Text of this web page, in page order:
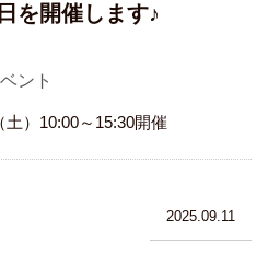
を開催します♪
ント
土）10:00～15:30開催
2025.09.11